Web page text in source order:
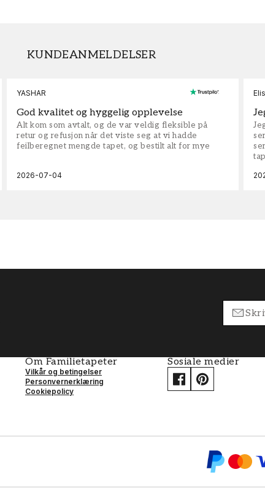
KUNDEANMELDELSER
YASHAR
God kvalitet og hyggelig opplevelse
Alt kom som avtalt, og de var veldig fleksible på
retur og refusjon når det viste seg at vi hadde
feilberegnet mengde tapet, og bestilt alt for mye
2026-07-04
Om Familietapeter
Vilkår og betingelser
Personvernerklæring
Cookiepolicy
Sosiale medier